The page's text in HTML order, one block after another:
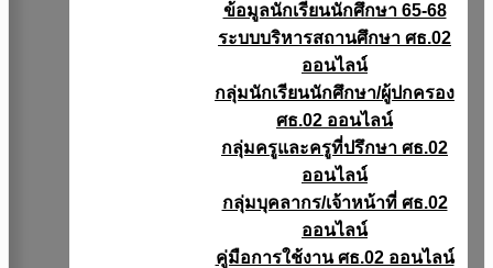
ข้อมูลนักเรียนนักศึกษา 65-68
ระบบบริหารสถานศึกษา ศธ.02
ออนไลน์
กลุ่มนักเรียนนักศึกษา/ผู้ปกครอง
ศธ.02 ออนไลน์
กลุ่มครูและครูที่ปรึกษา ศธ.02
ออนไลน์
กลุ่มบุคลากร/เจ้าหน้าที่ ศธ.02
ออนไลน์
คู่มือการใช้งาน ศธ.02 ออนไลน์